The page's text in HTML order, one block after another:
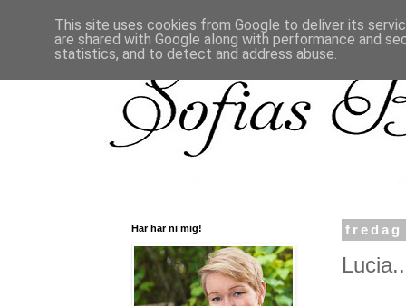
fredag
Här har ni mig!
This site uses cookies from Google to deliver its
are shared with Google along with performance and
statistics, and to detect and address abuse.